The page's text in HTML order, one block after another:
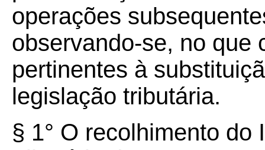
operações
observando-se, no que
pertinentes à
legislação tributária.
§ 1° O recolhimento